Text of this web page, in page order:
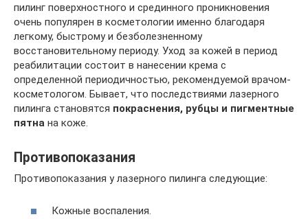
пилинг поверхностного и срединного проникновения
очень популярен в косметологии именно благодаря
легкому, быстрому и безболезненному
восстановительному периоду. Уход за кожей в период
реабилитации состоит в нанесении крема с
определенной периодичностью, рекомендуемой врачом-
косметологом. Бывает, что последствиями лазерного
пилинга становятся покраснения, рубцы и пигментные
пятна на коже.
Противопоказания
Противопоказания у лазерного пилинга следующие:
Кожные воспаления.